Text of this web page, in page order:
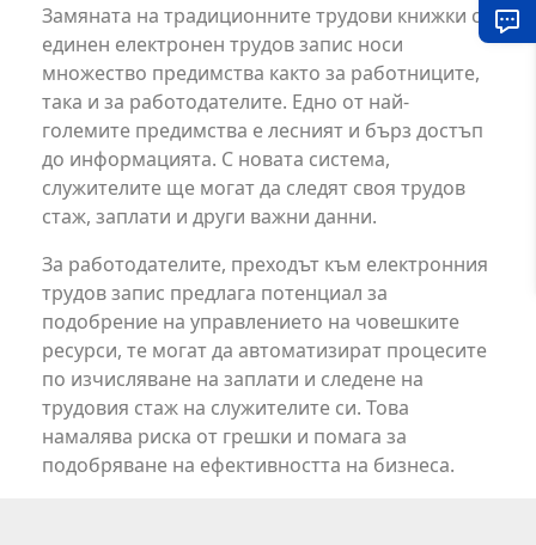
Замяната на традиционните трудови книжки с
единен електронен трудов запис носи
множество предимства както за работниците,
така и за работодателите. Едно от най-
големите предимства е лесният и бърз достъп
до информацията. С новата система,
служителите ще могат да следят своя трудов
стаж, заплати и други важни данни.
За работодателите, преходът към електронния
трудов запис предлага потенциал за
подобрение на управлението на човешките
ресурси, те могат да автоматизират процесите
по изчисляване на заплати и следене на
трудовия стаж на служителите си. Това
намалява риска от грешки и помага за
подобряване на ефективността на бизнеса.